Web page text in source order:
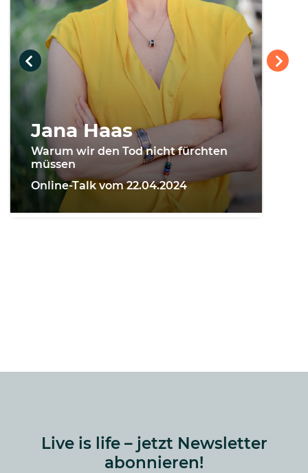
Jana Haas
Warum wir den Tod nicht fürchten
müssen
Online-Talk vom 22.04.2024
Live is life – jetzt Newsletter
abonnieren!